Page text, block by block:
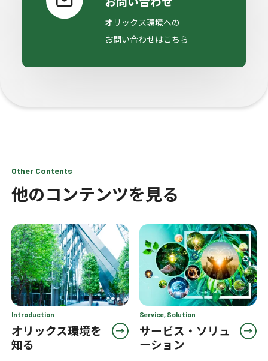
オリックス環境への
お問い合わせはこちら
Other Contents
他のコンテンツを見る
Introduction
オリックス環境を
知る
Service, Solution
サービス・ソリュ
ーション